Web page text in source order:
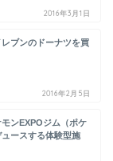
2016年3月1日
ブンのドーナツを買
2016年2月5日
ンEXPOジム（ポケ
ースする体験型施